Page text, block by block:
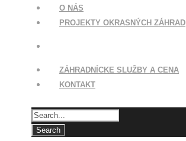
O NÁS
PROJEKTY OKRASNÝCH ZÁHRAD
ZÁHRADNÍCKE SLUŽBY A CENA
KONTAKT